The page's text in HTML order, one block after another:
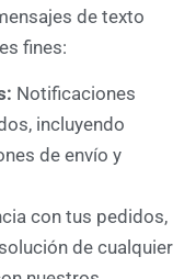
de texto
fines:
Notificaciones
incluyendo
de envío y
con tus pedidos,
de cualquier